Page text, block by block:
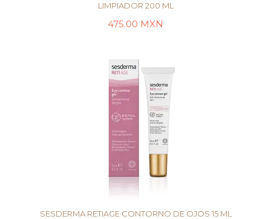
LIMPIADOR 200 ML
475.00 MXN
SESDERMA RETIAGE CONTORNO DE OJOS 15 ML